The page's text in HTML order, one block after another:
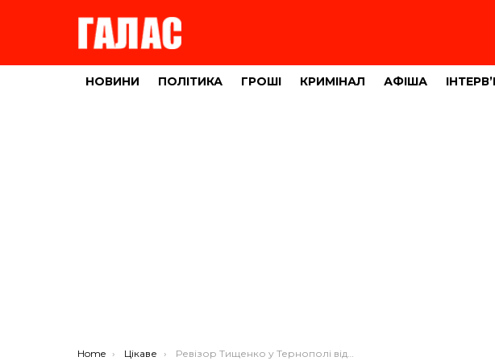
НОВИНИ ПОЛІТИКА ГРОШІ КРИМІНАЛ АФІША
You are here:
Home Цікаве Ревізор Тищенко у Тернополі відвідав улюблену закусочну Сергій Притули (ФОТО)